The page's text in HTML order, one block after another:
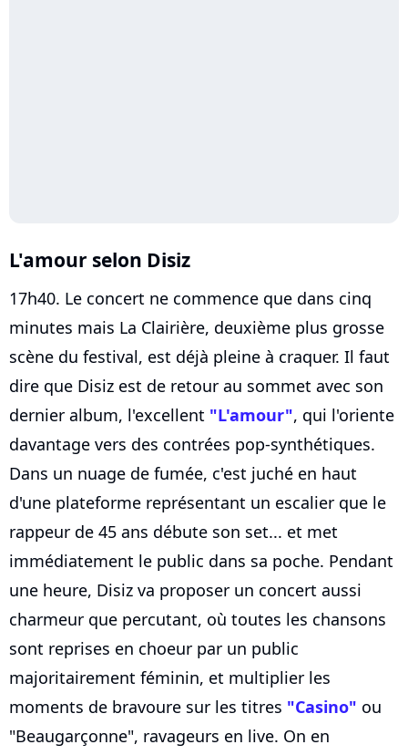
L'amour selon Disiz
17h40. Le concert ne commence que dans cinq
minutes mais La Clairière, deuxième plus grosse
scène du festival, est déjà pleine à craquer. Il faut
dire que Disiz est de retour au sommet avec son
dernier album, l'excellent "L'amour", qui l'oriente
davantage vers des contrées pop-synthétiques.
Dans un nuage de fumée, c'est juché en haut
d'une plateforme représentant un escalier que le
rappeur de 45 ans débute son set... et met
immédiatement le public dans sa poche. Pendant
une heure, Disiz va proposer un concert aussi
charmeur que percutant, où toutes les chansons
sont reprises en choeur par un public
majoritairement féminin, et multiplier les
moments de bravoure sur les titres "Casino" ou
"Beaugarçonne", ravageurs en live. On en